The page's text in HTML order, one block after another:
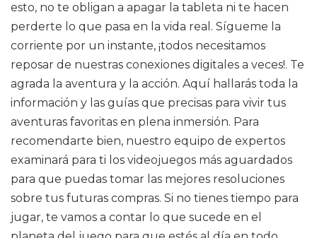
esto, no te obligan a apagar la tableta ni te hacen
perderte lo que pasa en la vida real. Sígueme la
corriente por un instante, ¡todos necesitamos
reposar de nuestras conexiones digitales a veces!. Te
agrada la aventura y la acción. Aquí hallarás toda la
información y las guías que precisas para vivir tus
aventuras favoritas en plena inmersión. Para
recomendarte bien, nuestro equipo de expertos
examinará para ti los videojuegos más aguardados
para que puedas tomar las mejores resoluciones
sobre tus futuras compras. Si no tienes tiempo para
jugar, te vamos a contar lo que sucede en el